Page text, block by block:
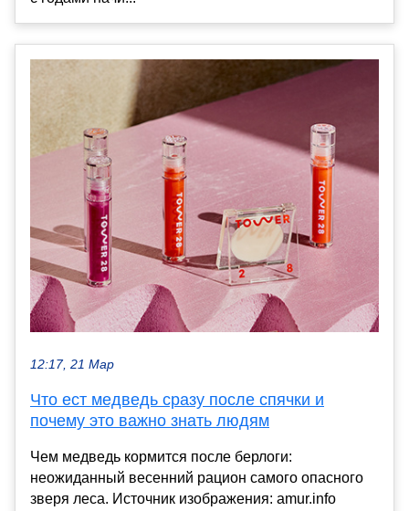
12:17, 21 Мар
Что ест медведь сразу после спячки и
почему это важно знать людям
Чем медведь кормится после берлоги:
неожиданный весенний рацион самого опасного
зверя леса. Источник изображения: amur.info